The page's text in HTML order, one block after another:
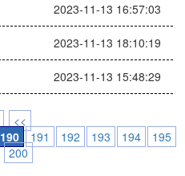
2023-11-13 16:57:03
2023-11-13 18:10:19
2023-11-13 15:48:29
<<
190 191 192 193 194
195
200